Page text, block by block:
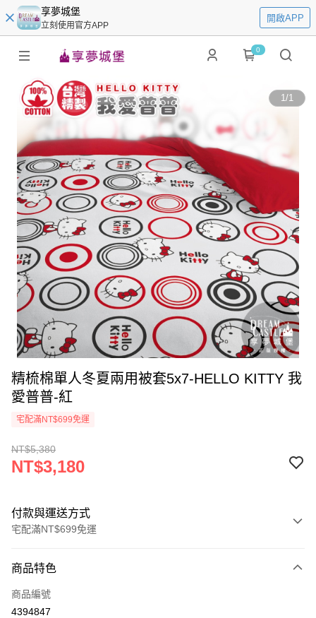
享夢城堡
立刻使用官方APP
開啟APP
0
1/1
精梳棉單人冬夏兩用被套5x7-HELLO KITTY 我
愛普普-紅
宅配滿NT$699免運
NT$5,380
NT$3,180
付款與運送方式
宅配滿NT$699免運
信用卡一次付款
LINE Pay
商品特色
商品編號
4394847